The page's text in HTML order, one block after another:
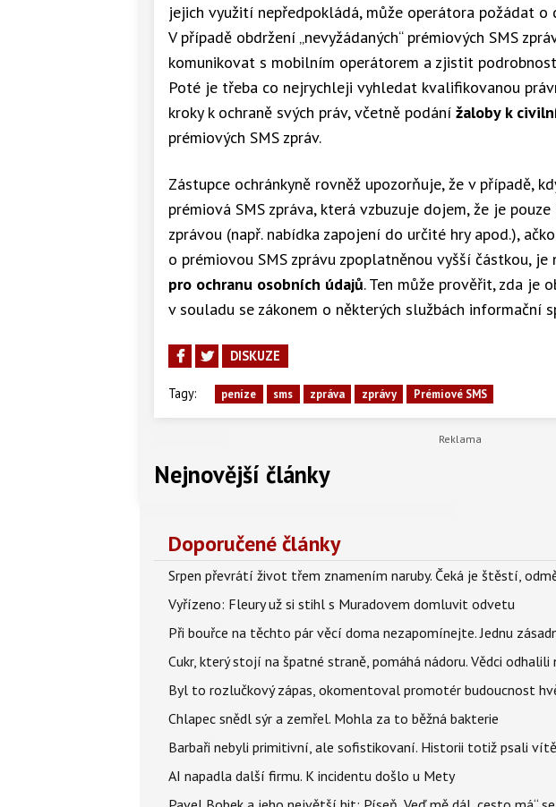
jejich využití nepředpokládá, může operátora požádat o
V případě obdržení „nevyžádaných“ prémiových SMS
komunikovat s mobilním operátorem a zjistit
Poté je třeba co nejrychleji vyhledat kvalifikovanou
kroky k ochraně svých práv, včetně podání žaloby k
prémiových SMS zpráv.
Zástupce ochránkyně rovněž upozorňuje, že v případě,
prémiová SMS zpráva, která vzbuzuje dojem, že je
zprávou (např. nabídka zapojení do určité hry apod.),
o prémiovou SMS zprávu zpoplatněnou vyšší částkou,
pro ochranu osobních údajů. Ten může prověřit, zda je
v souladu se zákonem o některých službách informační
DISKUZE
Tagy: peníze sms zpráva zprávy Prémiové SMS
Nejnovější články
Doporučené články
Srpen převrátí život třem znamením naruby. Čeká je štěstí,
Vyřízeno: Fleury už si stihl s Muradovem domluvit odvetu
Při bouřce na těchto pár věcí doma nezapomínejte. Jednu
Cukr, který stojí na špatné straně, pomáhá nádoru. Vědci
Byl to rozlučkový zápas, okomentoval promotér budoucnost
Chlapec snědl sýr a zemřel. Mohla za to běžná bakterie
Barbaři nebyli primitivní, ale sofistikovaní. Historii totiž psali
AI napadla další firmu. K incidentu došlo u Mety